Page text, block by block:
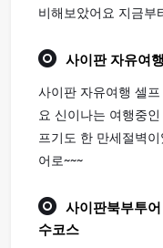
비해보았어요 지금부
사이판자유여행
사이판 자유여행 셀
요 신이나는 여행중
프기도 한 만세절벽
어로~~~
사이판북부투
수코스